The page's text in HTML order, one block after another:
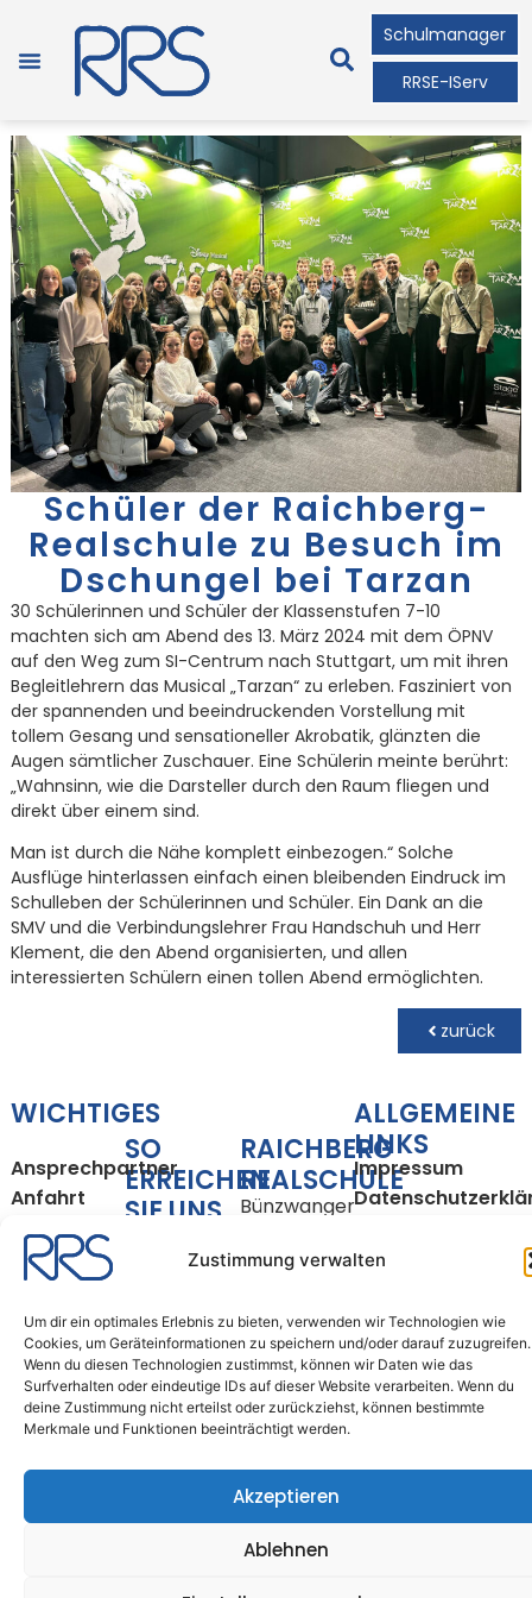
Zustimmung verwalten
Um dir ein optimales Erlebnis zu bieten, verwenden wir Technologien wie
Cookies, um Geräteinformationen zu speichern und/oder darauf zuzugreifen.
Wenn du diesen Technologien zustimmst, können wir Daten wie das
Surfverhalten oder eindeutige IDs auf dieser Website verarbeiten. Wenn du
deine Zustimmung nicht erteilst oder zurückziehst, können bestimmte
Merkmale und Funktionen beeinträchtigt werden.
Akzeptieren
Ablehnen
Schulmanager
RRSE-IServ
Schüler der Raichberg-
Realschule zu Besuch im
Dschungel bei Tarzan
30 Schülerinnen und Schüler der Klassenstufen 7-10
machten sich am Abend des 13. März 2024 mit dem ÖPNV
auf den Weg zum SI-Centrum nach Stuttgart, um mit ihren
Begleitlehrern das Musical „Tarzan“ zu erleben. Fasziniert von
der spannenden und beeindruckenden Vorstellung mit
tollem Gesang und sensationeller Akrobatik, glänzten die
Augen sämtlicher Zuschauer. Eine Schülerin meinte berührt:
„Wahnsinn, wie die Darsteller durch den Raum fliegen und
direkt über einem sind.
Man ist durch die Nähe komplett einbezogen.“ Solche
Ausflüge hinterlassen einfach einen bleibenden Eindruck im
Schulleben der Schülerinnen und Schüler. Ein Dank an die
SMV und die Verbindungslehrer Frau Handschuh und Herr
Klement, die den Abend organisierten, und allen
interessierten Schülern einen tollen Abend ermöglichten.
zurück
WICHTIGES
Ansprechpartner
Anfahrt
Unterrichtszeiten
SO
ERREICHEN
SIE UNS
Tel.: 07163 –
Fax: 07163 –
16150209
E-Mail:
sekretariat@rrse.schule
RAICHBERG
REALSCHULE
Bünzwanger
73061
an der Fils
ALLGEMEINE
LINKS
Impressum
Richtlinie
(EU)